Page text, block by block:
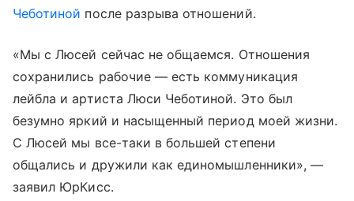
Чеботиной после разрыва отношений.
«Мы с Люсей сейчас не общаемся. Отношения
сохранились рабочие — есть коммуникация
лейбла и артиста Люси Чеботиной. Это был
безумно яркий и насыщенный период моей жизни.
С Люсей мы все-таки в большей степени
общались и дружили как единомышленники», —
заявил ЮрКисс.